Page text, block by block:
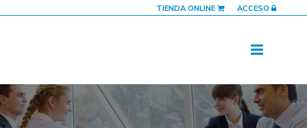
TIENDA ONLINE ACCESO